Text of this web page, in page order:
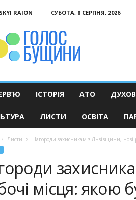
RAION СУБОТА, 8 СЕРПНЯ, 2026
ІСТОРІЯ АТО
ЛИСТИ ОСВІТА
Листи Нагороди захисникам з Львівщини, нові
місця: якою